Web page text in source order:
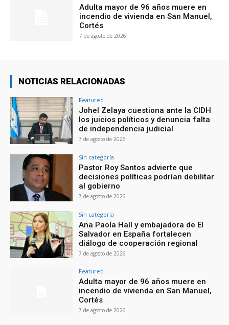
Adulta mayor de 96 años muere en
incendio de vivienda en San Manuel,
Cortés
7 de agosto de 2026
NOTICIAS RELACIONADAS
Featured
Johel Zelaya cuestiona ante la CIDH
los juicios políticos y denuncia falta
de independencia judicial
7 de agosto de 2026
Sin categoría
Pastor Roy Santos advierte que
decisiones políticas podrían debilitar
al gobierno
7 de agosto de 2026
Sin categoría
Ana Paola Hall y embajadora de El
Salvador en España fortalecen
diálogo de cooperación regional
7 de agosto de 2026
Featured
Adulta mayor de 96 años muere en
incendio de vivienda en San Manuel,
Cortés
7 de agosto de 2026